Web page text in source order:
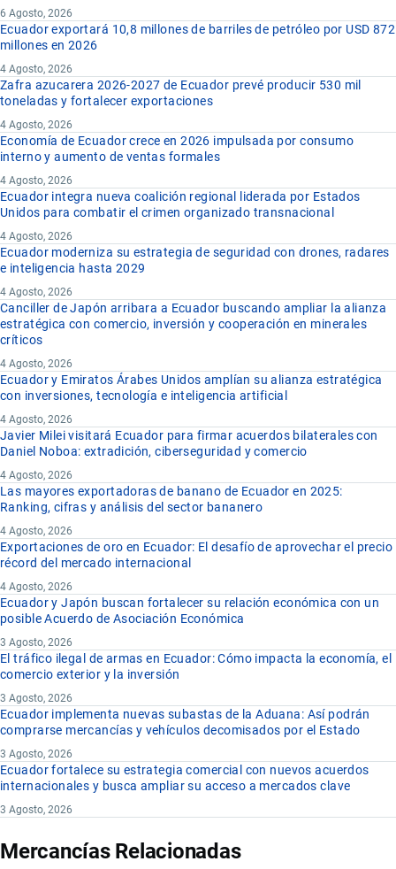
6 Agosto, 2026
Ecuador exportará 10,8 millones de barriles de petróleo por USD 872
millones en 2026
4 Agosto, 2026
Zafra azucarera 2026-2027 de Ecuador prevé producir 530 mil
toneladas y fortalecer exportaciones
4 Agosto, 2026
Economía de Ecuador crece en 2026 impulsada por consumo
interno y aumento de ventas formales
4 Agosto, 2026
Ecuador integra nueva coalición regional liderada por Estados
Unidos para combatir el crimen organizado transnacional
4 Agosto, 2026
Ecuador moderniza su estrategia de seguridad con drones, radares
e inteligencia hasta 2029
4 Agosto, 2026
Canciller de Japón arribara a Ecuador buscando ampliar la alianza
estratégica con comercio, inversión y cooperación en minerales
críticos
4 Agosto, 2026
Ecuador y Emiratos Árabes Unidos amplían su alianza estratégica
con inversiones, tecnología e inteligencia artificial
4 Agosto, 2026
Javier Milei visitará Ecuador para firmar acuerdos bilaterales con
Daniel Noboa: extradición, ciberseguridad y comercio
4 Agosto, 2026
Las mayores exportadoras de banano de Ecuador en 2025:
Ranking, cifras y análisis del sector bananero
4 Agosto, 2026
Exportaciones de oro en Ecuador: El desafío de aprovechar el precio
récord del mercado internacional
4 Agosto, 2026
Ecuador y Japón buscan fortalecer su relación económica con un
posible Acuerdo de Asociación Económica
3 Agosto, 2026
El tráfico ilegal de armas en Ecuador: Cómo impacta la economía, el
comercio exterior y la inversión
3 Agosto, 2026
Ecuador implementa nuevas subastas de la Aduana: Así podrán
comprarse mercancías y vehículos decomisados por el Estado
3 Agosto, 2026
Ecuador fortalece su estrategia comercial con nuevos acuerdos
internacionales y busca ampliar su acceso a mercados clave
3 Agosto, 2026
Mercancías Relacionadas